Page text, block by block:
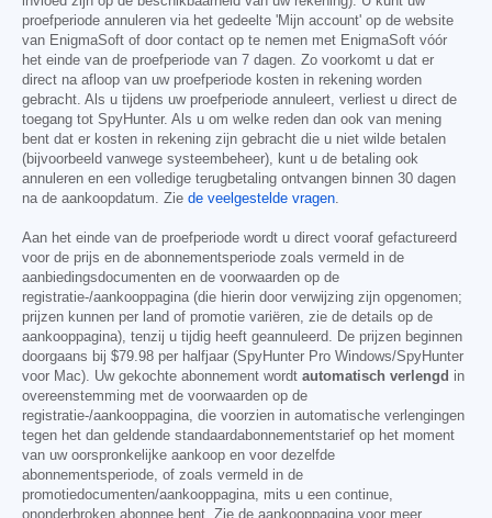
proefperiode annuleren via het gedeelte 'Mijn account' op de website
van EnigmaSoft of door contact op te nemen met EnigmaSoft vóór
het einde van de proefperiode van 7 dagen. Zo voorkomt u dat er
direct na afloop van uw proefperiode kosten in rekening worden
gebracht. Als u tijdens uw proefperiode annuleert, verliest u direct de
toegang tot SpyHunter. Als u om welke reden dan ook van mening
bent dat er kosten in rekening zijn gebracht die u niet wilde betalen
(bijvoorbeeld vanwege systeembeheer), kunt u de betaling ook
annuleren en een volledige terugbetaling ontvangen binnen 30 dagen
na de aankoopdatum. Zie de veelgestelde vragen.
Aan het einde van de proefperiode wordt u direct vooraf gefactureerd
voor de prijs en de abonnementsperiode zoals vermeld in de
aanbiedingsdocumenten en de voorwaarden op de
registratie-/aankooppagina (die hierin door verwijzing zijn opgenomen;
prijzen kunnen per land of promotie variëren, zie de details op de
aankooppagina), tenzij u tijdig heeft geannuleerd. De prijzen beginnen
doorgaans bij $79.98 per halfjaar (SpyHunter Pro Windows/SpyHunter
voor Mac). Uw gekochte abonnement wordt automatisch verlengd in
overeenstemming met de voorwaarden op de
registratie-/aankooppagina, die voorzien in automatische verlengingen
tegen het dan geldende standaardabonnementstarief op het moment
van uw oorspronkelijke aankoop en voor dezelfde
abonnementsperiode, of zoals vermeld in de
promotiedocumenten/aankooppagina, mits u een continue,
ononderbroken abonnee bent. Zie de aankooppagina voor meer